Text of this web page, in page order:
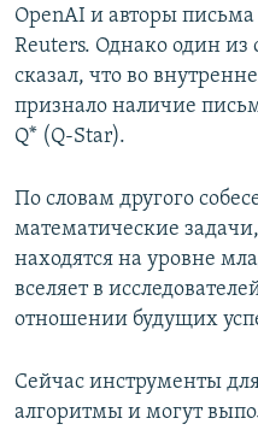
OpenAI и авторы
Reuters. Однако один из
сказал, что во
признало наличие
Q* (Q-Star).
По словам другого
математические
находятся на уровне
вселяет в
отношении будущих
Сейчас инструменты
алгоритмы и могут